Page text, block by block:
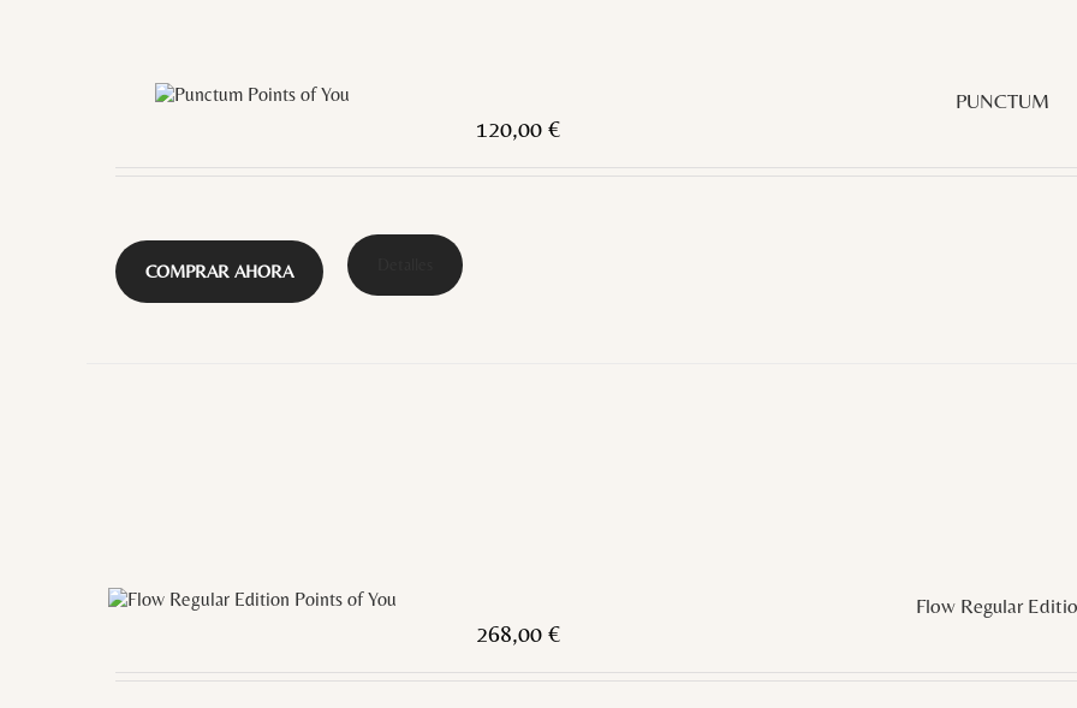
PUNCTUM
120,00 €
COMPRAR AHORA
Flow Regular
268,00 €